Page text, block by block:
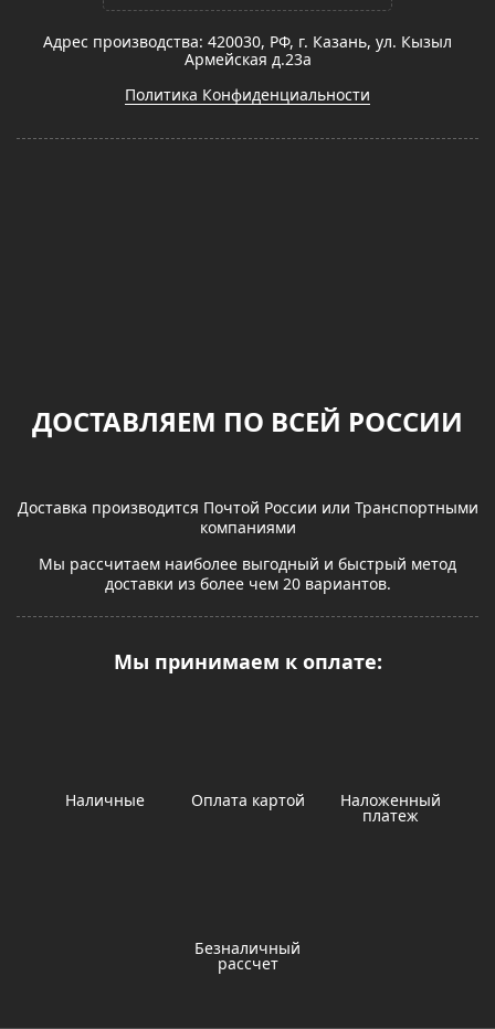
Адрес производства: 420030, РФ, г. Казань, ул. Кызыл
Армейская д.23а
Политика Конфиденциальности
ДОСТАВЛЯЕМ ПО ВСЕЙ РОССИИ
Доставка производится Почтой России или Транспортными
компаниями
Мы рассчитаем наиболее выгодный и быстрый метод
доставки из более чем 20 вариантов.
Мы принимаем к оплате:
Наличные Оплата картой Наложенный
платеж
Безналичный
рассчет